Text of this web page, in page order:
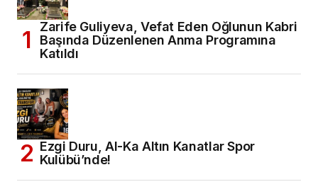
Zarife Guliyeva, Vefat Eden Oğlunun Kabri
Başında Düzenlenen Anma Programına
Katıldı
Ezgi Duru, Al-Ka Altın Kanatlar Spor
Kulübü’nde!